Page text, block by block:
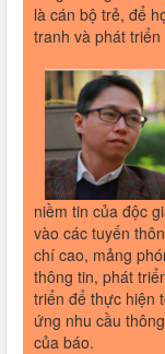
là cán bộ trẻ, để
tranh và phát
niềm tin của độc
vào các tuyến
chí cao, mảng
thông tin, phát
triển để thực hiện
ứng nhu cầu
của báo.